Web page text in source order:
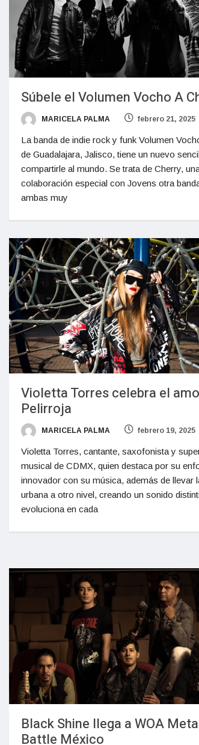
Súbele el Volumen Vocho A
MARICELA PALMA febrero 21, 2025
La banda de indie rock y funk Volumen
de Guadalajara, Jalisco, tiene un nuevo
compartirle al mundo. Se trata de Cherry,
colaboración especial con Jovens otra
ambas muy
Violetta Torres celebra el
Pelirroja
MARICELA PALMA febrero 19, 2025
Violetta Torres, cantante, saxofonista y
musical de CDMX, quien destaca por su
innovador con su música, además de llevar
urbana a otro nivel, creando un sonido
evoluciona en cada
Black Shine llega a WOA
Battle México